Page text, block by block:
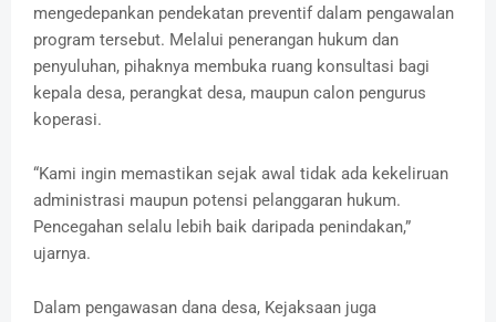
mengedepankan pendekatan preventif dalam pengawalan
program tersebut. Melalui penerangan hukum dan
penyuluhan, pihaknya membuka ruang konsultasi bagi
kepala desa, perangkat desa, maupun calon pengurus
koperasi.
“Kami ingin memastikan sejak awal tidak ada kekeliruan
administrasi maupun potensi pelanggaran hukum.
Pencegahan selalu lebih baik daripada penindakan,”
ujarnya.
Dalam pengawasan dana desa, Kejaksaan juga